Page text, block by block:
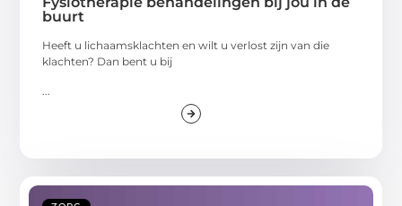
buurt
Heeft u lichaamsklachten en wilt u verlost zijn van die
klachten? Dan bent u bij